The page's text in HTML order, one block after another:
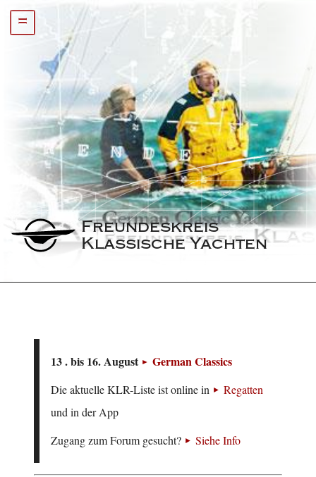
=
Freundeskreis
Klassische Yachten
13 . bis 16. August German Classics
Die aktuelle KLR-Liste ist online in
Regatten
und in der App
Zugang zum Forum gesucht?
Siehe Info